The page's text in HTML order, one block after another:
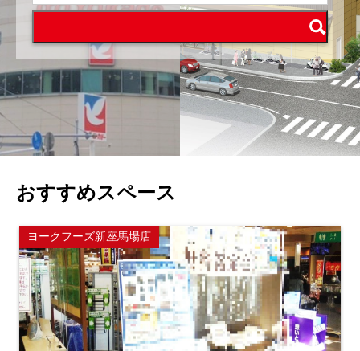
おすすめスペース
ヨークフーズ新座馬場店